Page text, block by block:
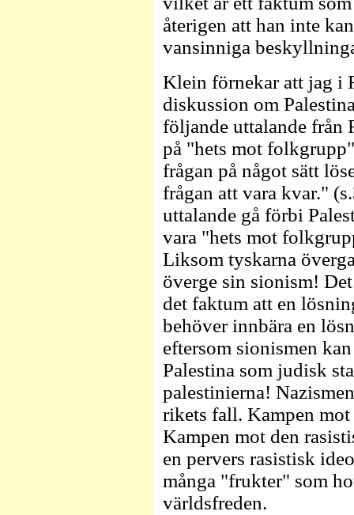
återigen att han inte
vansinniga
Klein förnekar att jag i
diskussion om
följande uttalande från
på "hets mot
frågan på något sätt
frågan att vara kvar."
uttalande gå förbi
vara "hets mot
Liksom tyskarna
överge sin sionism!
det faktum att en
behöver innbära en
eftersom sionismen
Palestina som judisk
palestinierna!
rikets fall. Kampen
Kampen mot den
en pervers rasistisk
många "frukter" som
världsfreden.